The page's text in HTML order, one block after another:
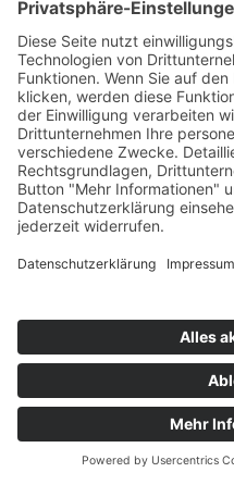
Snowmobil,
Mit Skidoos
1 – 3 Stunden
Salzburger Land